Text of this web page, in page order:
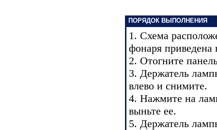
ПОРЯДОК ВЫПОЛНЕНИЯ
1. Схема
фонаря
2. Отогните
3. Держатель
влево и снимите.
4. Нажмите на
выньте ее.
5. Держатель